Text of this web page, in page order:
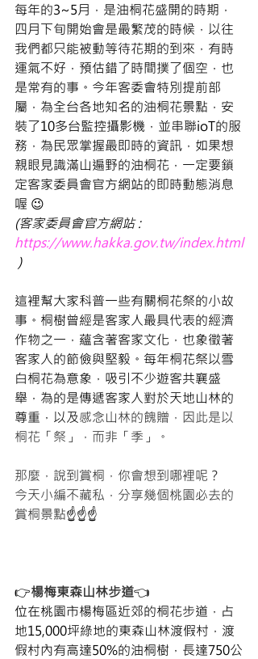
每年的3~5月，是油桐花盛開的時期，
四月下旬開始會是最繁茂的時候，以往
我們都只能被動等待花期的到來，有時
運氣不好，預估錯了時間撲了個空，也
是常有的事。今年客委會特別提前部
屬，為全台各地知名的油桐花景點，安
裝了10多台監控攝影機，並串聯ioT的服
務，為民眾掌握最即時的資訊，如果想
親眼見識滿山遍野的油桐花，一定要鎖
定客家委員會官方網站的即時動態消息
喔 😉
(客家委員會官方網站 :
https://www.hakka.gov.tw/index.html
)
這裡幫大家科普一些有關桐花祭的小故
事。桐樹曾經是客家人最具代表的經濟
作物之一，蘊含著客家文化，也象徵著
客家人的節儉與堅毅。每年桐花祭以雪
白桐花為意象，吸引不少遊客共襄盛
舉，為的是傳遞客家人對於天地山林的
尊重，以及感念山林的餽贈，因此是以
桐花「祭」，而非「季」。
那麼，說到賞桐，你會想到哪裡呢？
今天小編不藏私，分享幾個桃園必去的
賞桐景點☝️☝️☝️
👉楊梅東森山林步道👈
位在桃園市楊梅區近郊的桐花步道，占
地15,000坪綠地的東森山林渡假村，渡
假村內有高達50%的油桐樹，長達750公